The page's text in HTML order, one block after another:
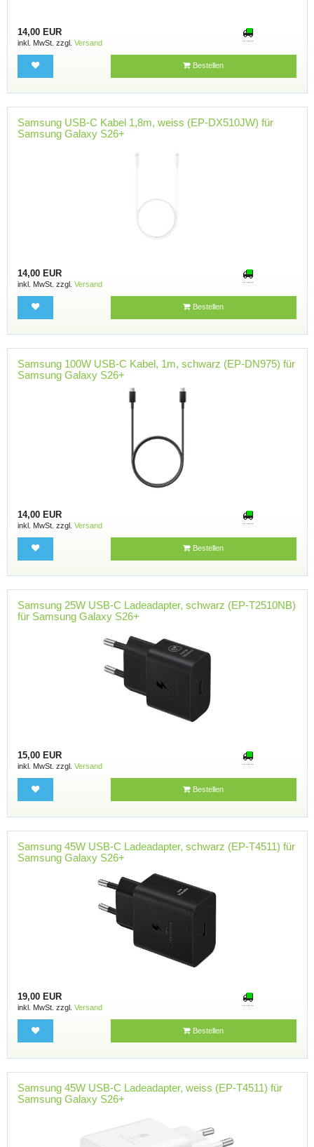
14,00 EUR
inkl. MwSt. zzgl. Versand
Bestellen
Samsung USB-C Kabel 1,8m, weiss (EP-DX510JW) für
Samsung Galaxy S26+
14,00 EUR
inkl. MwSt. zzgl. Versand
Bestellen
Samsung 100W USB-C Kabel, 1m, schwarz (EP-DN975) für
Samsung Galaxy S26+
14,00 EUR
inkl. MwSt. zzgl. Versand
Bestellen
Samsung 25W USB-C Ladeadapter, schwarz (EP-T2510NB)
für Samsung Galaxy S26+
15,00 EUR
inkl. MwSt. zzgl. Versand
Bestellen
Samsung 45W USB-C Ladeadapter, schwarz (EP-T4511) für
Samsung Galaxy S26+
19,00 EUR
inkl. MwSt. zzgl. Versand
Bestellen
Samsung 45W USB-C Ladeadapter, weiss (EP-T4511) für
Samsung Galaxy S26+